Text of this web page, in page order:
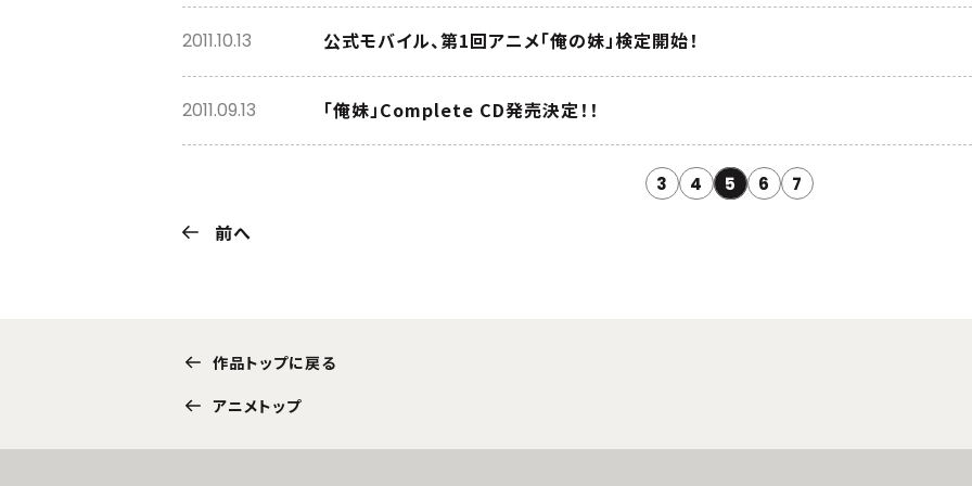
公式モバイル、第1回アニメ「俺の妹」検定開始！
2011.10.13
「俺妹」Complete CD発売決定！！
2011.09.13
3 4 5 6 7
前へ
作品トップに戻る
アニメトップ